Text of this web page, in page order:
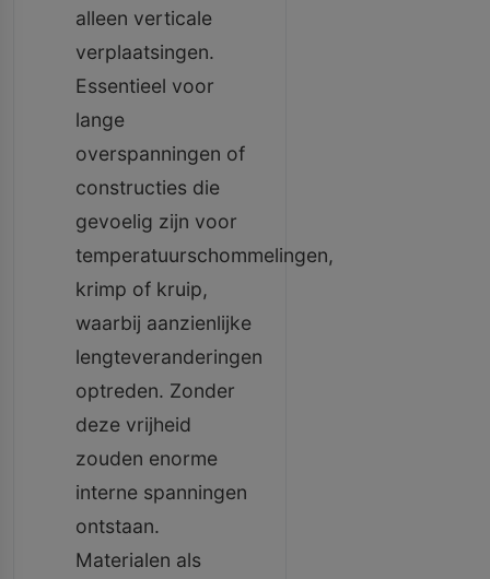
alleen verticale
verplaatsingen.
Essentieel voor
lange
overspanningen of
constructies die
gevoelig zijn voor
temperatuurschommelingen,
krimp of kruip,
waarbij aanzienlijke
lengteveranderingen
optreden. Zonder
deze vrijheid
zouden enorme
interne spanningen
ontstaan.
Materialen als